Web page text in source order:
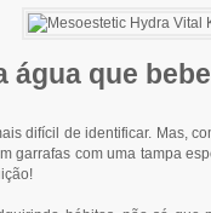
água que
difícil de identificar. Mas,
garrafas com uma tampa